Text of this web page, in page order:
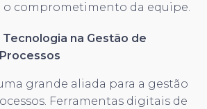
o comprometimento da equipe.
Tecnologia na Gestão de
grande aliada para a gestão
Ferramentas digitais de